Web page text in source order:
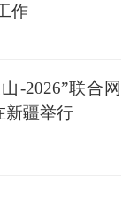
作
-2026”联合网
新疆举行